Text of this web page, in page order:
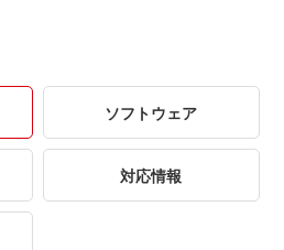
ソフトウェア
対応情報